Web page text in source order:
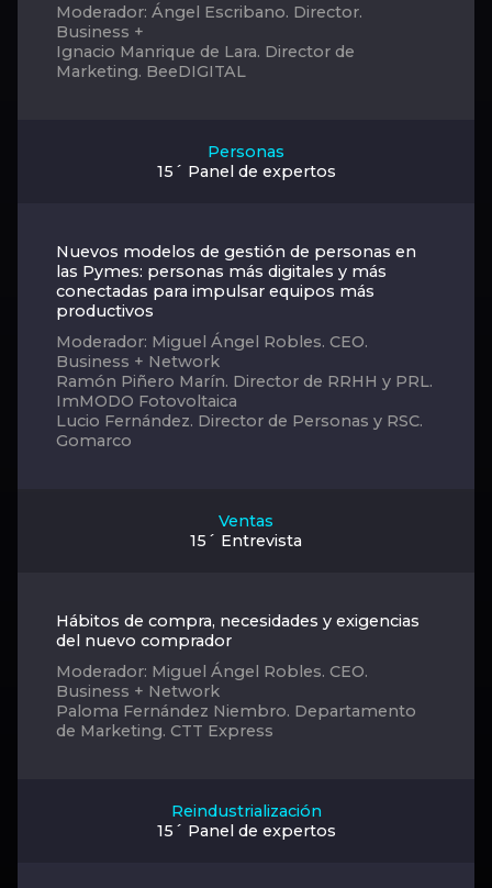
Moderador: Ángel Escribano. Director.
Business +
Ignacio Manrique de Lara. Director de
Marketing. BeeDIGITAL
Personas
15´ Panel de expertos
Nuevos modelos de gestión de personas en
las Pymes: personas más digitales y más
conectadas para impulsar equipos más
productivos
Moderador: Miguel Ángel Robles. CEO.
Business + Network
Ramón Piñero Marín. Director de RRHH y PRL.
ImMODO Fotovoltaica
Lucio Fernández. Director de Personas y RSC.
Gomarco
Ventas
15´ Entrevista
Hábitos de compra, necesidades y exigencias
del nuevo comprador
Moderador: Miguel Ángel Robles. CEO.
Business + Network
Paloma Fernández Niembro. Departamento
de Marketing. CTT Express
Reindustrialización
15´ Panel de expertos